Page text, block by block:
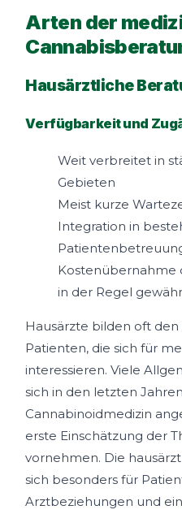
Arten der
Hausärztliche
Verfügbarkeit und
Weit verbreitet in
Gebieten
Meist kurze
Integration in
Kostenübernahme
in der Regel
Hausärzte bilden oft
Patienten, die sich für
interessieren. Viele
sich in den letzten
Cannabinoidmedizin
erste Einschätzung der
vornehmen. Die
sich besonders für
Arztbeziehungen und